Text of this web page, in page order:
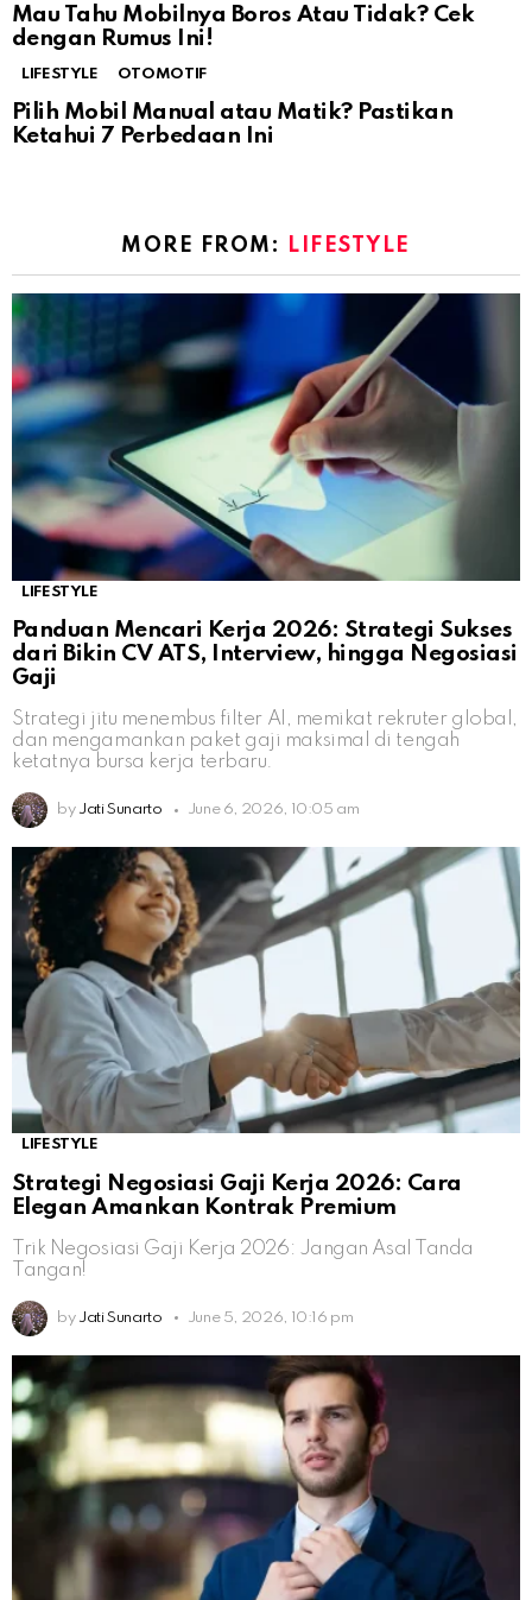
Mau Tahu Mobilnya Boros Atau Tidak? Cek
dengan Rumus Ini!
LIFESTYLE OTOMOTIF
Pilih Mobil Manual atau Matik? Pastikan
Ketahui 7 Perbedaan Ini
MORE FROM: LIFESTYLE
LIFESTYLE
Panduan Mencari Kerja 2026: Strategi Sukses
dari Bikin CV ATS, Interview, hingga Negosiasi
Gaji
Strategi jitu menembus filter AI, memikat rekruter global,
dan mengamankan paket gaji maksimal di tengah
ketatnya bursa kerja terbaru.
by Jati Sunarto June 6, 2026, 10:05 am
LIFESTYLE
Strategi Negosiasi Gaji Kerja 2026: Cara
Elegan Amankan Kontrak Premium
Trik Negosiasi Gaji Kerja 2026: Jangan Asal Tanda
Tangan!
by Jati Sunarto June 5, 2026, 10:16 pm